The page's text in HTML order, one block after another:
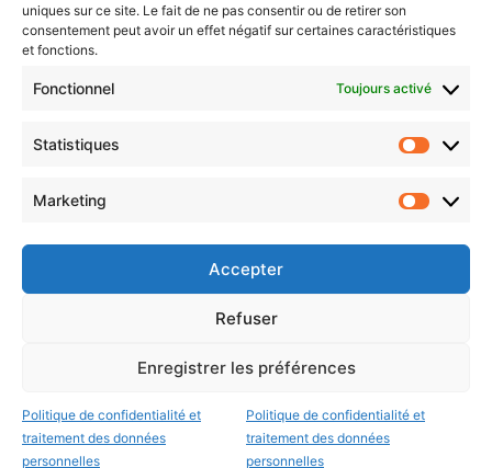
uniques sur ce site. Le fait de ne pas consentir ou de retirer son
consentement peut avoir un effet négatif sur certaines caractéristiques
et fonctions.
Fonctionnel Toujours activé
Statistiques
Marketing
Accepter
Refuser
Enregistrer les préférences
Politique de confidentialité et
traitement des données
personnelles
Politique de confidentialité et
traitement des données
personnelles
Choisissez : matin, soir ou hebdo ?
votre
Metz Plage